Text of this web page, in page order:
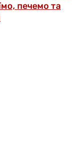
печемо та